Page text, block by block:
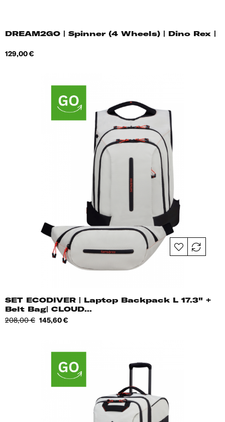
DREAM2GO | Spinner (4 Wheels) | Dino Rex |
Hind
129,00 €
SET ECODIVER | Laptop Backpack L 17.3" +
Belt Bag| CLOUD...
Tavahind
208,00 € Hind
145,60 €